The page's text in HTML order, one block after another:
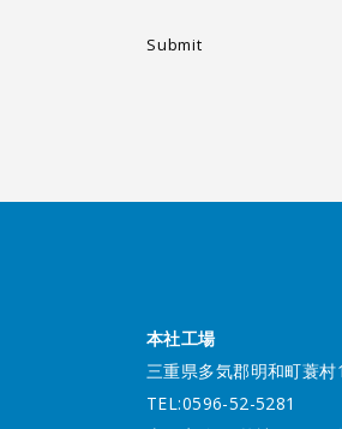
本社工場
三重県多気郡明和町蓑村
TEL:0596-52-5281